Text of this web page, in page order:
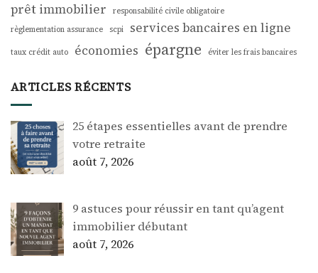
prêt immobilier
responsabilité civile obligatoire
règlementation assurance
scpi services bancaires en ligne
taux crédit auto économies épargne éviter les frais bancaires
ARTICLES RÉCENTS
25 étapes essentielles avant de prendre
votre retraite
août 7, 2026
9 astuces pour réussir en tant qu’agent
immobilier débutant
août 7, 2026